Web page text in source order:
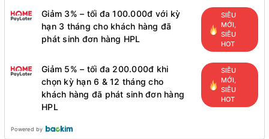
Giảm 3% – tối đa 100.000đ với kỳ
hạn 3 tháng cho khách hàng đã
phát sinh đơn hàng HPL
SIÊU
MỚI,
SIÊU
HOT
Giảm 5% – tối đa 200.000đ khi
chọn kỳ hạn 6 & 12 tháng cho
khách hàng đã phát sinh đơn hàng
HPL
SIÊU
MỚI,
SIÊU
HOT
Powered by